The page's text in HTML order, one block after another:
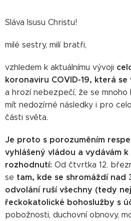
Sláva Isusu Christu!
milé sestry, milí bratři,
vzhledem k aktuálnímu vývoji
koronaviru COVID-19, která
a hrozí nebezpečí, že se mnoho
mít nedozírné následky i pro
části světa.
Je proto s porozuměním
vyhlášený vládou a vydávám
rozhodnutí: Od čtvrtka 12.
se tam, kde se shromáždí nad
odvolání ruší všechny (tedy
řeckokatolické bohoslužby s
pobožnosti, duchovní obnovy,